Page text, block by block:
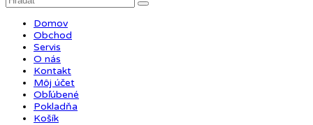
Domov
Obchod
Servis
O nás
Kontakt
Môj účet
Obľúbené
Pokladňa
Košík